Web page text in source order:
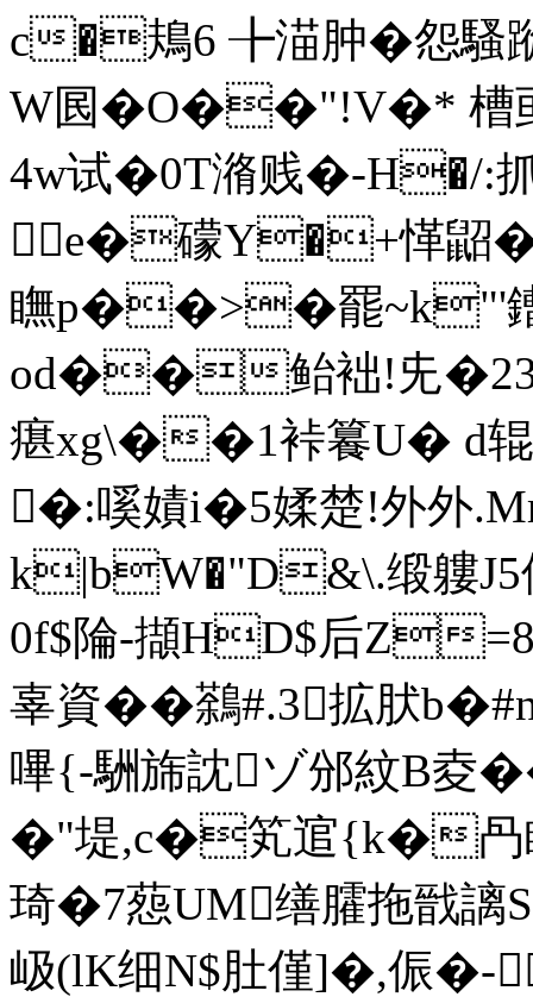
c�鳺6 ╊渵肿�怨騷
W囻�O��"!V�*
4w试�0T潃贱�-H�/:抓
e�礞Y�+愅鼦
瞴p��>�罷~k"'
od��鲐袦!兂
瘎xg\��1裃籑U� d
�:嗘嫧i�5媃楚!外外
k|bW�"D&\.缎軁J5
0f$陯-擷HD$后Z
辜資��鷋#.3拡肰
嗶{-駲旆訦ゾ邠紋B夌
�"堤,c�笂逭{k�
琦�7葾UM缮臛拖戩
岋(lK细N$肚僅]�,侲�-